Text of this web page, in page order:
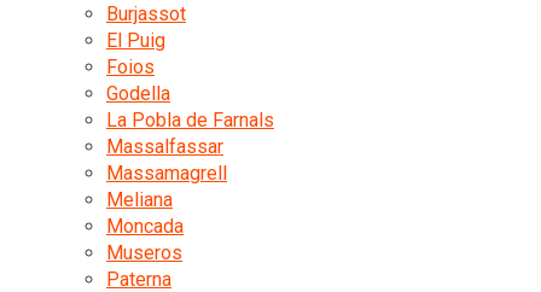
Burjassot
El Puig
Foios
Godella
La Pobla de Farnals
Massalfassar
Massamagrell
Meliana
Moncada
Museros
Paterna